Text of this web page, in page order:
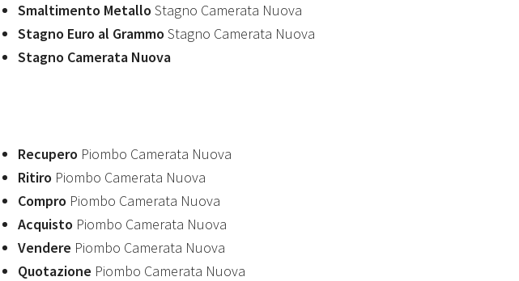
Smaltimento Metallo Stagno Camerata Nuova
Stagno Euro al Grammo Stagno Camerata Nuova
Stagno Camerata Nuova
Recupero Piombo Camerata Nuova
Ritiro Piombo Camerata Nuova
Compro Piombo Camerata Nuova
Acquisto Piombo Camerata Nuova
Vendere Piombo Camerata Nuova
Quotazione Piombo Camerata Nuova